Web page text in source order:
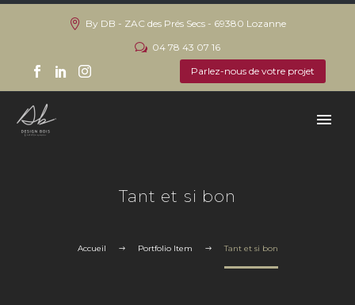
By DB - ZAC des Prés Secs - 69380 Lozanne
04 78 43 07 16
Parlez-nous de votre projet
Tant et si bon
Accueil Portfolio Item Tant et si bon